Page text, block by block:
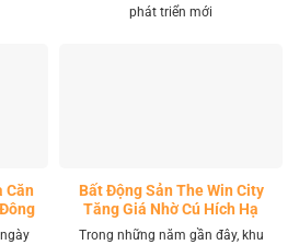
phát triển mới
Căn
Bất Động Sản The Win City
Tăng Giá Nhờ Cú Hích Hạ
Tầng
Trong những năm gần đây, khu